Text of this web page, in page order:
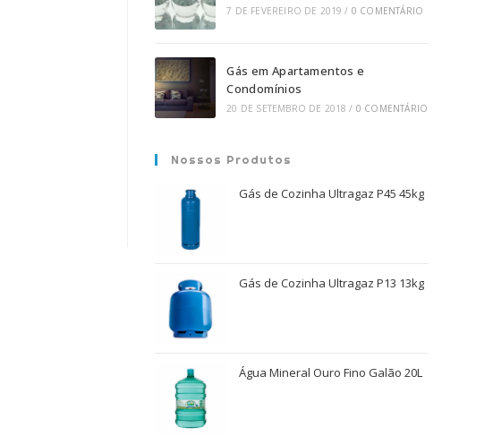
7 DE FEVEREIRO DE 2019 / 0 COMENTÁRIO
Gás em Apartamentos e
Condomínios
20 DE SETEMBRO DE 2018 / 0 COMENTÁRIO
Nossos Produtos
Gás de Cozinha Ultragaz P45 45kg
Gás de Cozinha Ultragaz P13 13kg
Água Mineral Ouro Fino Galão 20L